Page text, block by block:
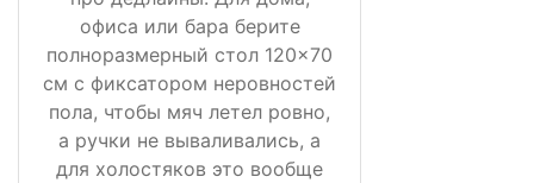
офиса или бара берите
полноразмерный стол 120×70
см с фиксатором неровностей
пола, чтобы мяч летел ровно,
а ручки не вываливались, а
для холостяков это вообще